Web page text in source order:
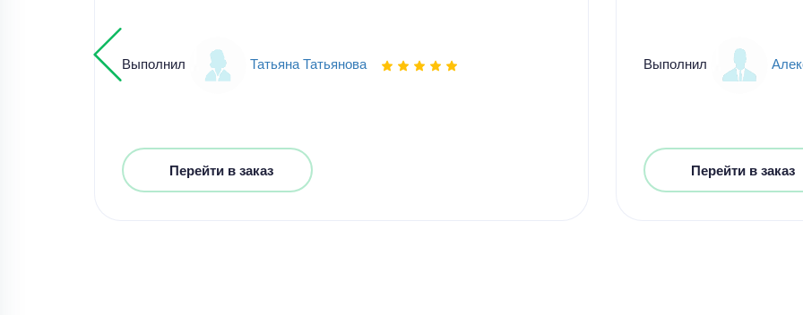
Выполнил Татьяна Татьянова
Перейти в заказ
Выполнил
Перейти в заказ